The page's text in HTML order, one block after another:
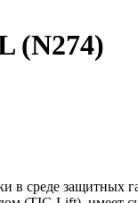
(N274)
в среде